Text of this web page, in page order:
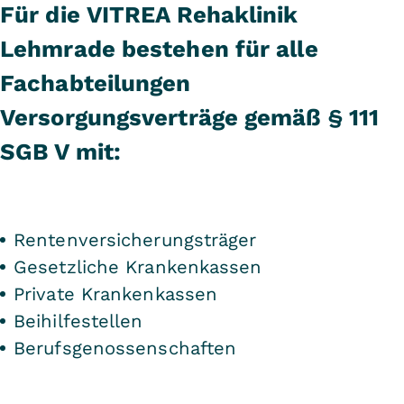
Für die VITREA Rehaklinik
Lehmrade bestehen für alle
Fachabteilungen
Versorgungsverträge gemäß § 111
SGB V mit:
Rentenversicherungsträger
Gesetzliche Krankenkassen
Private Krankenkassen
Beihilfestellen
Berufsgenossenschaften